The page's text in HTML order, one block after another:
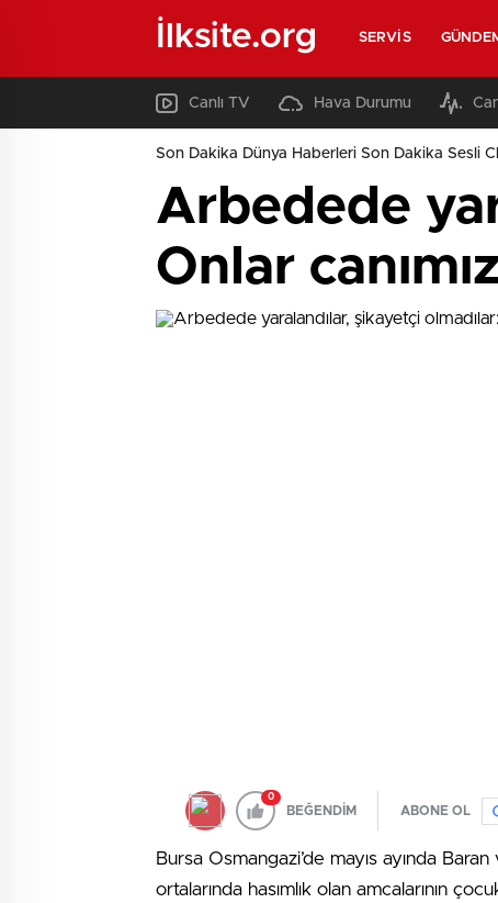
İlksite.org SERVIS
Canlı TV Hava Durumu
Son Dakika Dünya Haberleri Son Dakika Sesli
Arbedede
Onlar
0
BEĞENDİM ABONE OL
Bursa Osmangazi’de mayıs ayında
ortalarında hasımlık olan amcalarının